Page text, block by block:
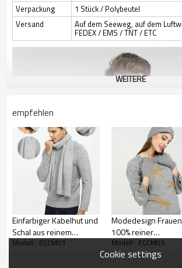
Verpackung
1 Stück / Polybeutel
Versand
Auf dem Seeweg, auf dem
FEDEX / EMS / TNT / ETC
WEITERE
empfehlen
Einfarbiger Kabelhut und
Schal aus reinem
Kaschmir für Herren
Modell : ECCM03
Modedesign Frauen
100% reiner
Kaschmirschal in
Volltonfarbe
Modell : ECCM03
Cookie settings